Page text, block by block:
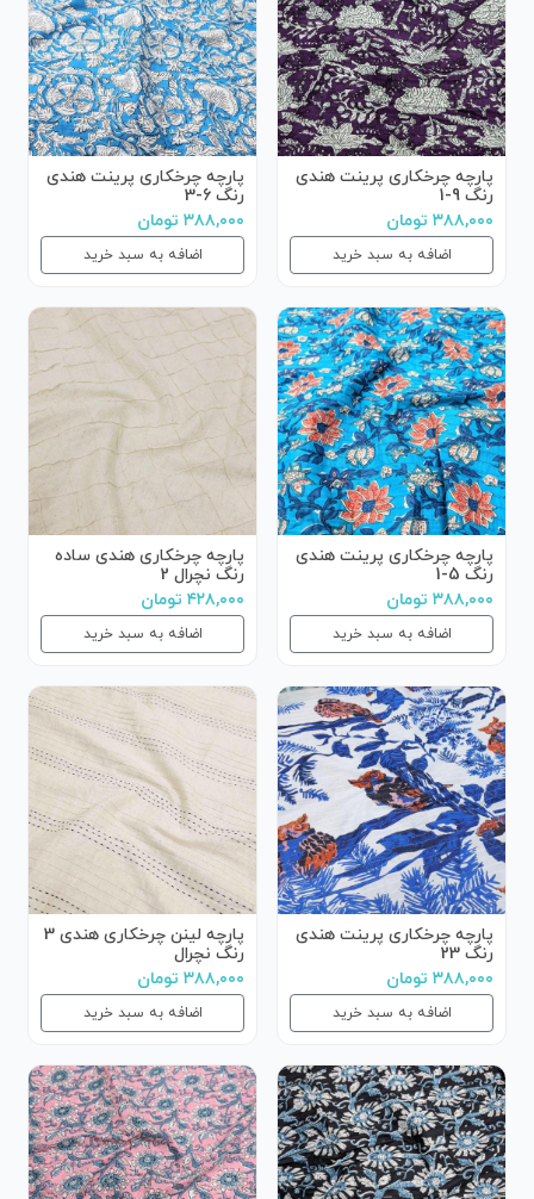
پارچه چرخکاری پرینت هندی
رنگ 9-1
۳۸۸,۰۰۰ تومان
اضافه به سبد خرید
پارچه چرخکاری پرینت هندی
رنگ 6-3
۳۸۸,۰۰۰ تومان
اضافه به سبد خرید
پارچه چرخکاری پرینت هندی
رنگ 5-1
۳۸۸,۰۰۰ تومان
اضافه به سبد خرید
پارچه چرخکاری هندی ساده
رنگ نچرال 2
۴۲۸,۰۰۰ تومان
اضافه به سبد خرید
پارچه چرخکاری پرینت هندی
رنگ 23
۳۸۸,۰۰۰ تومان
اضافه به سبد خرید
پارچه لینن چرخکاری هندی 3
رنگ نچرال
۳۸۸,۰۰۰ تومان
اضافه به سبد خرید